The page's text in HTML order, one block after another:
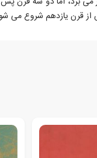
قرن یازدهم شروع می